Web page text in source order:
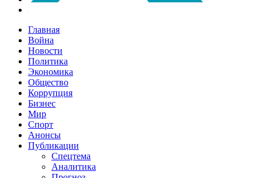
Главная
Война
Новости
Политика
Экономика
Общество
Коррупция
Бизнес
Мир
Спорт
Анонсы
Публикации
Спецтема
Аналитика